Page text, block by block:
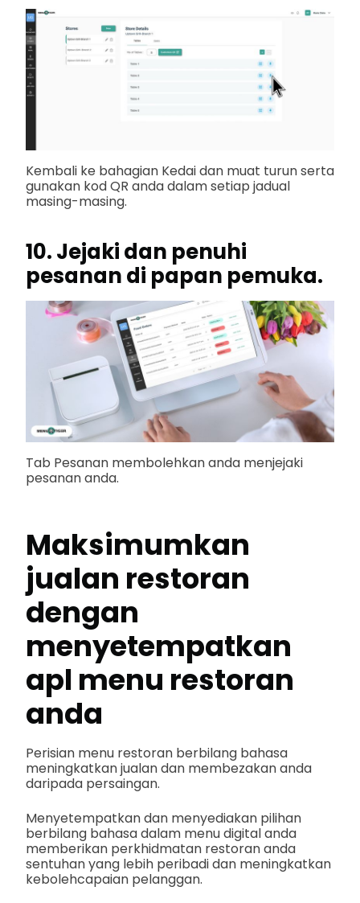
Kembali ke bahagian Kedai dan muat turun serta
gunakan kod QR anda dalam setiap jadual
masing-masing.
10. Jejaki dan penuhi
pesanan di papan pemuka.
Tab Pesanan membolehkan anda menjejaki
pesanan anda.
Maksimumkan
jualan restoran
dengan
menyetempatkan
apl menu restoran
anda
Perisian menu restoran berbilang bahasa
meningkatkan jualan dan membezakan anda
daripada persaingan.
Menyetempatkan dan menyediakan pilihan
berbilang bahasa dalam menu digital anda
memberikan perkhidmatan restoran anda
sentuhan yang lebih peribadi dan meningkatkan
kebolehcapaian pelanggan.